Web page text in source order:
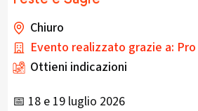
Chiuro
Evento realizzato grazie a:
Ottieni indicazioni
📅 18 e 19 luglio 2026